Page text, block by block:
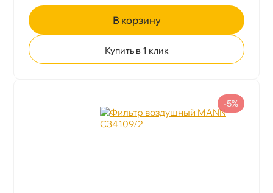
корзину
Купить в 1 клик
-5%